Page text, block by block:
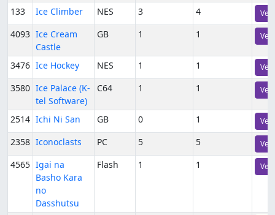
133 Ice Climber NES 3 4
4093 Ice Cream
Castle
GB 1 1
3476 Ice Hockey NES 1 1
3580 Ice Palace (K-
tel Software)
C64 1 1
2514 Ichi Ni San GB 0 1
2358 Iconoclasts PC 5 5
4565 Igai na
Basho Kara
no
Dasshutsu
Flash 1 1